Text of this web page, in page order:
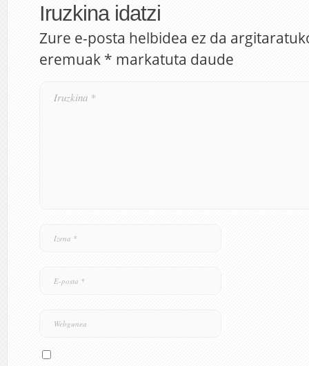
Iruzkina idatzi
Zure e-posta helbidea ez da
eremuak * markatuta daude